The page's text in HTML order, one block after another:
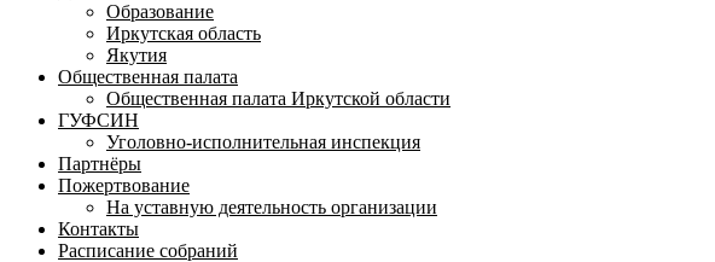
Образование
Иркутская область
Якутия
Общественная палата
Общественная палата Иркутской области
ГУФСИН
Уголовно-исполнительная инспекция
Партнёры
Пожертвование
На уставную деятельность организации
Контакты
Расписание собраний